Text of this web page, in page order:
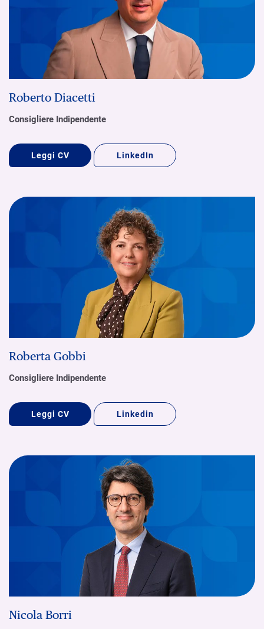
Roberto Diacetti
Consigliere Indipendente
Leggi CV LinkedIn
Roberta Gobbi
Consigliere Indipendente
Leggi CV Linkedin
Nicola Borri